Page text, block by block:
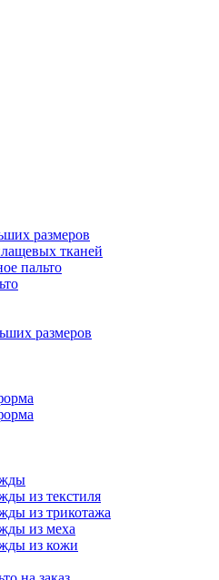
размеров
тканей
пальто
размеров
из текстиля
из трикотажа
из меха
из кожи